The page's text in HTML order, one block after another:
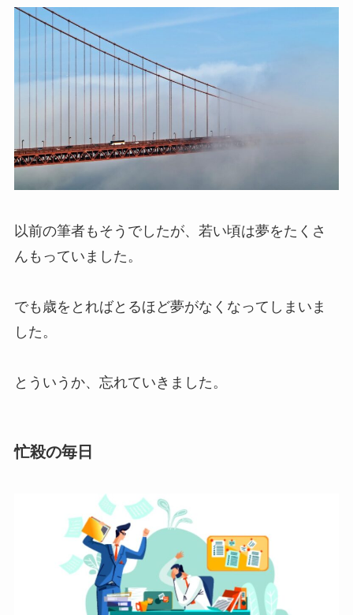
以前の筆者もそうでしたが、若い頃は夢をたくさ
んもっていました。
でも歳をとればとるほど夢がなくなってしまいま
した。
とういうか、忘れていきました。
忙殺の毎日